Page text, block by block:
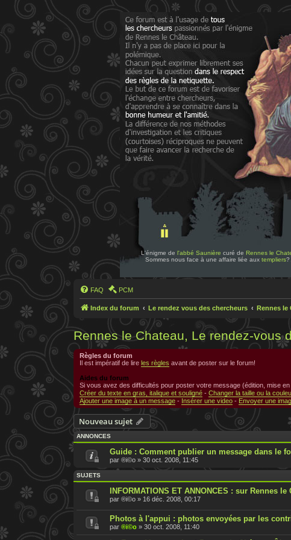
L'énigme de l'abbé Saunière curé de Rennes le
Sommes nous face à une affaire liée aux templiers?
FAQ PCM
Index du forum Le rendez vous des chercheurs Rennes le
Rennes le Chateau, Le rendez-vous
Règles du forum
Il est impératif de lire les règles avant de poster sur le forum!
Aides du forum
Si vous avez des difficultés pour poster votre message (édition, mise
Créer du texte en gras, italique et souligné - Changer la taille ou la
Ajouter une image à un message - Insérer une video - Envoyer une
Nouveau sujet
ANNONCES
Guide : Comment publier un message dans le
par ®i©o » 30 oct. 2008, 11:45
SUJETS
INFORMATIONS ET ANNONCES : sur Rennes le
par ®i©o » 16 déc. 2008, 00:17
Photos à l'appui : photos envoyées par les
par ®i©o » 30 oct. 2008, 11:40